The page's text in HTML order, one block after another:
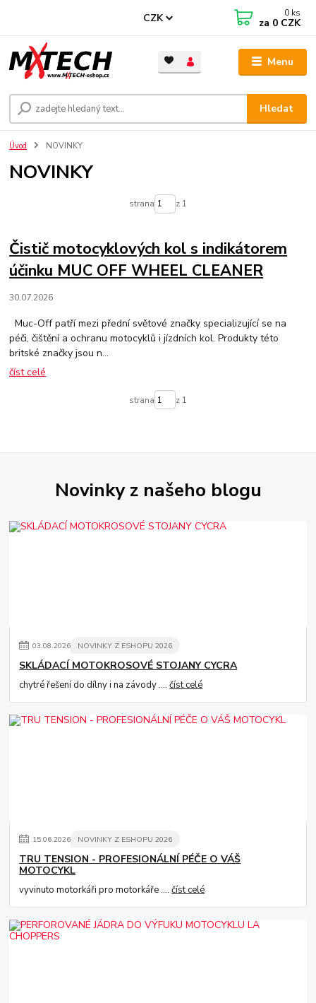
Menu
CZK
Hledat
0 ks
za 0 CZK
Úvod NOVINKY
NOVINKY
strana z 1
Čistič motocyklových kol s indikátorem
účinku MUC OFF WHEEL CLEANER
30.07.2026
Muc-Off patří mezi přední světové značky specializující se na
péči, čištění a ochranu motocyklů i jízdních kol. Produkty této
britské značky jsou n...
číst celé
strana z 1
Novinky z našeho blogu
03.08.2026 NOVINKY Z ESHOPU 2026
SKLÁDACÍ MOTOKROSOVÉ STOJANY CYCRA
chytré řešení do dílny i na závody ....číst celé
15.06.2026 NOVINKY Z ESHOPU 2026
TRU TENSION - PROFESIONÁLNÍ PÉČE O VÁŠ
MOTOCYKL
vyvinuto motorkáři pro motorkáře ....číst celé